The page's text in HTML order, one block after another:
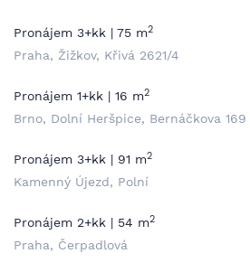
Pronájem 3+kk | 75 m2
Praha, Žižkov, Křivá 2621/4
Pronájem 1+kk | 16 m2
Brno, Dolní Heršpice, Bernáčkova 169
Pronájem 3+kk | 91 m2
Kamenný Újezd, Polní
Pronájem 2+kk | 54 m2
Praha, Čerpadlová